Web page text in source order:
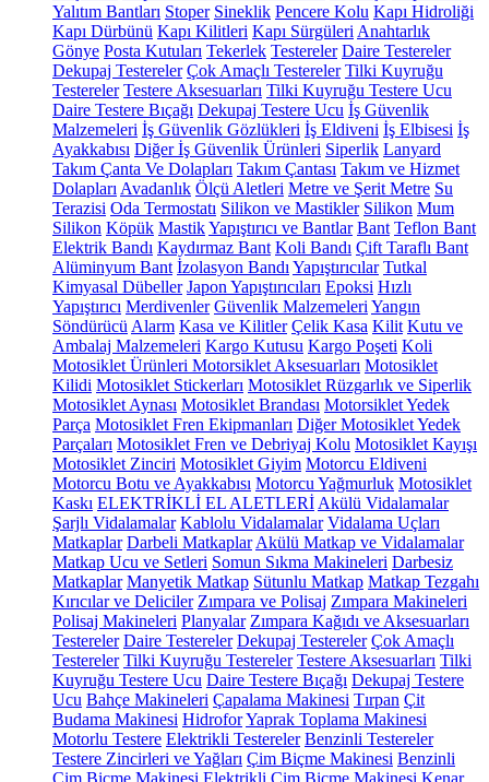
Yalıtım Bantları Stoper Sineklik Pencere Kolu Kapı Hidroliği
Kapı Dürbünü Kapı Kilitleri Kapı Sürgüleri Anahtarlık
Gönye Posta Kutuları Tekerlek Testereler Daire Testereler
Dekupaj Testereler Çok Amaçlı Testereler Tilki Kuyruğu
Testereler Testere Aksesuarları Tilki Kuyruğu Testere Ucu
Daire Testere Bıçağı Dekupaj Testere Ucu İş Güvenlik
Malzemeleri İş Güvenlik Gözlükleri İş Eldiveni İş Elbisesi İş
Ayakkabısı Diğer İş Güvenlik Ürünleri Siperlik Lanyard
Takım Çanta Ve Dolapları Takım Çantası Takım ve Hizmet
Dolapları Avadanlık Ölçü Aletleri Metre ve Şerit Metre Su
Terazisi Oda Termostatı Silikon ve Mastikler Silikon Mum
Silikon Köpük MastikYapıştırıcı ve Bantlar Bant Teflon Bant
Elektrik Bandı Kaydırmaz Bant Koli Bandı Çift Taraflı Bant
Alüminyum Bant İzolasyon Bandı Yapıştırıcılar Tutkal
Kimyasal Dübeller Japon Yapıştırıcıları Epoksi Hızlı
Yapıştırıcı Merdivenler Güvenlik Malzemeleri Yangın
Söndürücü Alarm Kasa ve Kilitler Çelik Kasa Kilit Kutu ve
Ambalaj Malzemeleri Kargo Kutusu Kargo Poşeti Koli
Motosiklet Ürünleri Motorsiklet Aksesuarları Motosiklet
Kilidi Motosiklet Stickerları Motosiklet Rüzgarlık ve Siperlik
Motosiklet Aynası Motosiklet Brandası Motorsiklet Yedek
Parça Motosiklet Fren Ekipmanları Diğer Motosiklet Yedek
Parçaları Motosiklet Fren ve Debriyaj Kolu Motosiklet Kayışı
Motosiklet Zinciri Motosiklet Giyim Motorcu Eldiveni
Motorcu Botu ve Ayakkabısı Motorcu Yağmurluk Motosiklet
Kaskı ELEKTRİKLİ EL ALETLERİ Akülü Vidalamalar
Şarjlı Vidalamalar Kablolu Vidalamalar Vidalama Uçları
Matkaplar Darbeli Matkaplar Akülü Matkap ve Vidalamalar
Matkap Ucu ve Setleri Somun Sıkma Makineleri Darbesiz
Matkaplar Manyetik Matkap Sütunlu Matkap Matkap Tezgahı
Kırıcılar ve Deliciler Zımpara ve Polisaj Zımpara Makineleri
Polisaj Makineleri Planyalar Zımpara Kağıdı ve Aksesuarları
Testereler Daire Testereler Dekupaj Testereler Çok Amaçlı
Testereler Tilki Kuyruğu Testereler Testere Aksesuarları Tilki
Kuyruğu Testere Ucu Daire Testere Bıçağı Dekupaj Testere
Ucu Bahçe Makineleri Çapalama Makinesi Tırpan Çit
Budama Makinesi HidroforYaprak Toplama Makinesi
Motorlu Testere Elektrikli Testereler Benzinli Testereler
Testere Zincirleri ve Yağları Çim Biçme Makinesi Benzinli
Çim Biçme Makinesi Elektrikli Çim Biçme Makinesi Kenar